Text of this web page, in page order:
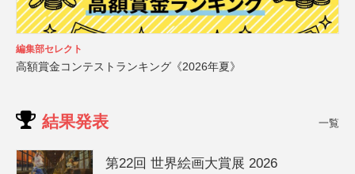
編集部セレクト
高額賞金コンテストランキング《2026年夏》
結果発表 一覧
第22回 世界絵画大賞展 2026